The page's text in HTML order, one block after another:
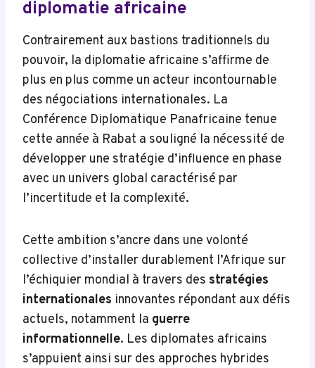
diplomatie africaine
Contrairement aux bastions traditionnels du
pouvoir, la diplomatie africaine s’affirme de
plus en plus comme un acteur incontournable
des négociations internationales. La
Conférence Diplomatique Panafricaine tenue
cette année à Rabat a souligné la nécessité de
développer une stratégie d’influence en phase
avec un univers global caractérisé par
l’incertitude et la complexité.
Cette ambition s’ancre dans une volonté
collective d’installer durablement l’Afrique sur
l’échiquier mondial à travers des stratégies
internationales innovantes répondant aux défis
actuels, notamment la guerre
informationnelle. Les diplomates africains
s’appuient ainsi sur des approches hybrides